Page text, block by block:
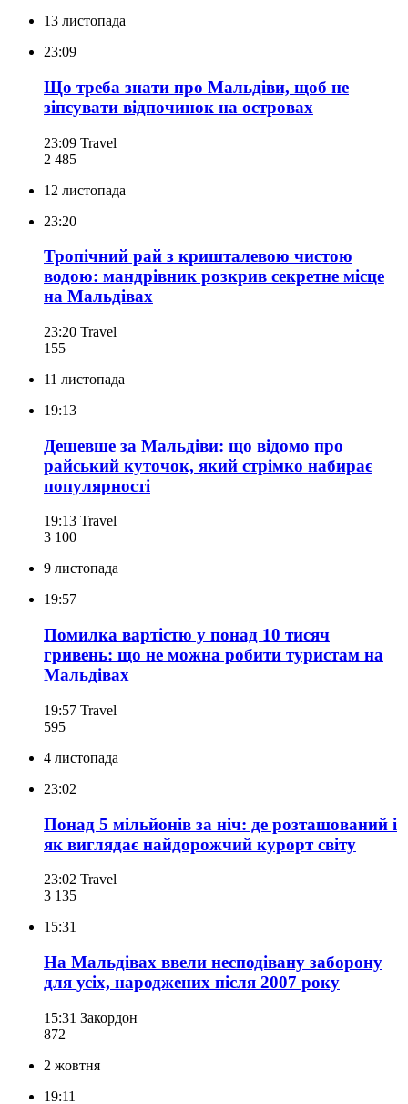
13 листопада
23:09
Що треба знати про Мальдіви, щоб не
зіпсувати відпочинок на островах
23:09 Travel
2 485
12 листопада
23:20
Тропічний рай з кришталевою чистою
водою: мандрівник розкрив секретне місце
на Мальдівах
23:20 Travel
155
11 листопада
19:13
Дешевше за Мальдіви: що відомо про
райський куточок, який стрімко набирає
популярності
19:13 Travel
3 100
9 листопада
19:57
Помилка вартістю у понад 10 тисяч
гривень: що не можна робити туристам на
Мальдівах
19:57 Travel
595
4 листопада
23:02
Понад 5 мільйонів за ніч: де розташований і
як виглядає найдорожчий курорт світу
23:02 Travel
3 135
15:31
На Мальдівах ввели несподівану заборону
для усіх, народжених після 2007 року
15:31 Закордон
872
2 жовтня
19:11